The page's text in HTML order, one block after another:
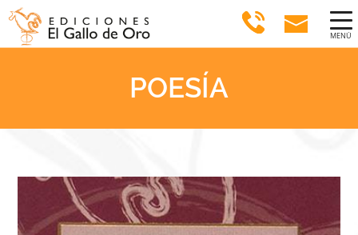
MENÚ
POESÍA